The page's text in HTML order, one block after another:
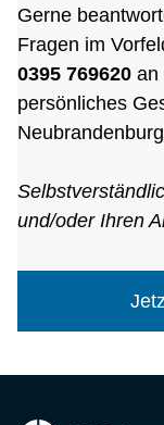
Gerne
Fragen im
0395 769620 an
persönliches
und/oder Ihren